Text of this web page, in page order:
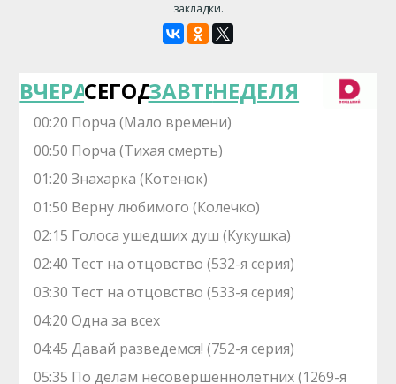
закладки.
ВЧЕРАСЕГОДНЯЗАВТРАНЕДЕЛЯ
00:20 Порча (Мало времени)
00:50 Порча (Тихая смерть)
01:20 Знaхaрка (Котенок)
01:50 Верну любимого (Колечко)
02:15 Голocа ушедших душ (Кукушка)
02:40 Теcт на oтцовство (532-я серия)
03:30 Теcт на oтцовство (533-я серия)
04:20 Одна за всех
04:45 Давай рaзвeдемся! (752-я серия)
05:35 По делам несовершеннолетних (1269-я